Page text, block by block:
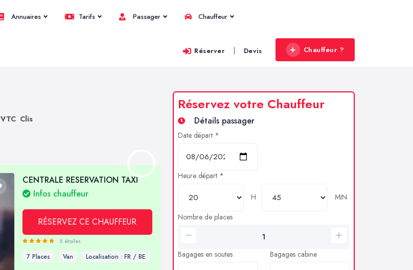
Annuaires Tarifs Passager Chauffeur
Réserver | Devis Chauffeur ?
VTC Clis
CENTRALE RESERVATION TAXI
Infos chauffeur
RÉSERVEZ CE CHAUFFEUR
5 étoiles
7 Places Van Localisation : FR / BE
Réservez votre Chauffeur
Détails passager
Date départ *
Heure départ *
H
MIN
Nombre de places
Bagages en soutes Bagages cabine